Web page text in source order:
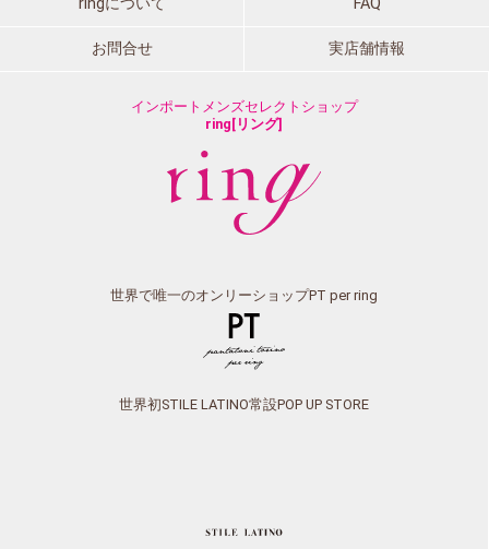
お問合せ 実店舗情報
インポートメンズセレクトショップ
ring[リング]
世界で唯一のオンリーショップPT per ring
世界初STILE LATINO常設POP UP STORE